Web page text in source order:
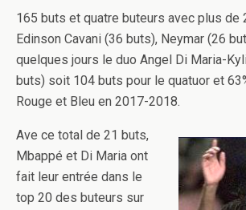
165 buts et quatre buteurs avec plus de
Edinson Cavani (36 buts), Neymar (26
quelques jours le duo Angel Di Maria-
buts) soit 104 buts pour le quatuor et
Rouge et Bleu en 2017-2018.
Ave ce total de 21 buts,
Mbappé et Di Maria ont
fait leur entrée dans le
top 20 des buteurs sur